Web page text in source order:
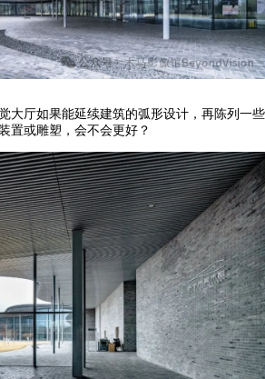
大厅如果能延续建筑的弧形设计，再陈列一些
置或雕塑，会不会更好？